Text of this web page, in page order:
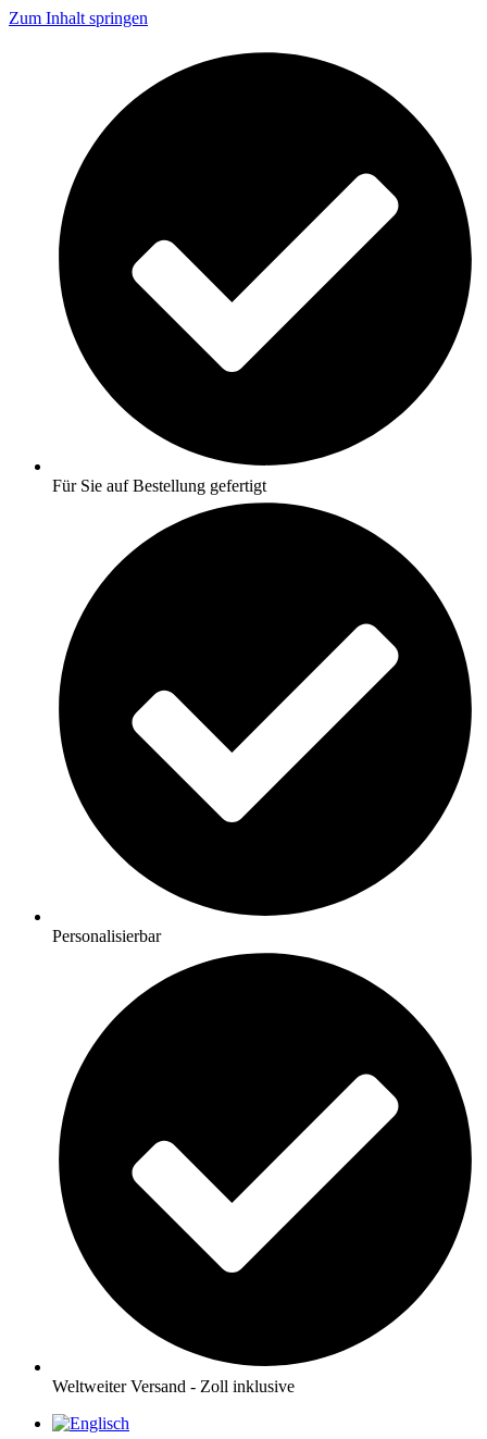
Zum Inhalt springen
Für Sie auf Bestellung gefertigt
Personalisierbar
Weltweiter Versand - Zoll inklusive